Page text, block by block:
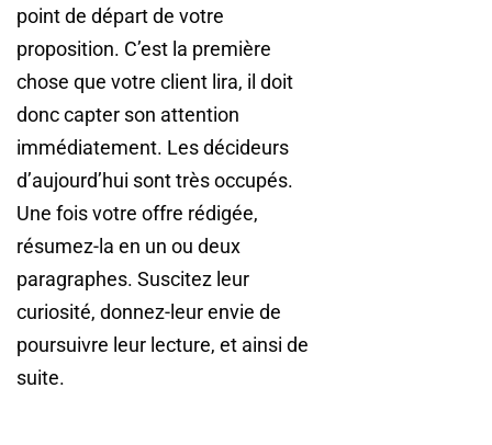
point de départ de votre
proposition. C’est la première
chose que votre client lira, il doit
donc capter son attention
immédiatement. Les décideurs
d’aujourd’hui sont très occupés.
Une fois votre offre rédigée,
résumez-la en un ou deux
paragraphes. Suscitez leur
curiosité, donnez-leur envie de
poursuivre leur lecture, et ainsi de
suite.